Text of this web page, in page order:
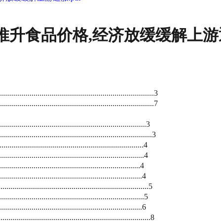
升食品价格,经济放缓缓解上